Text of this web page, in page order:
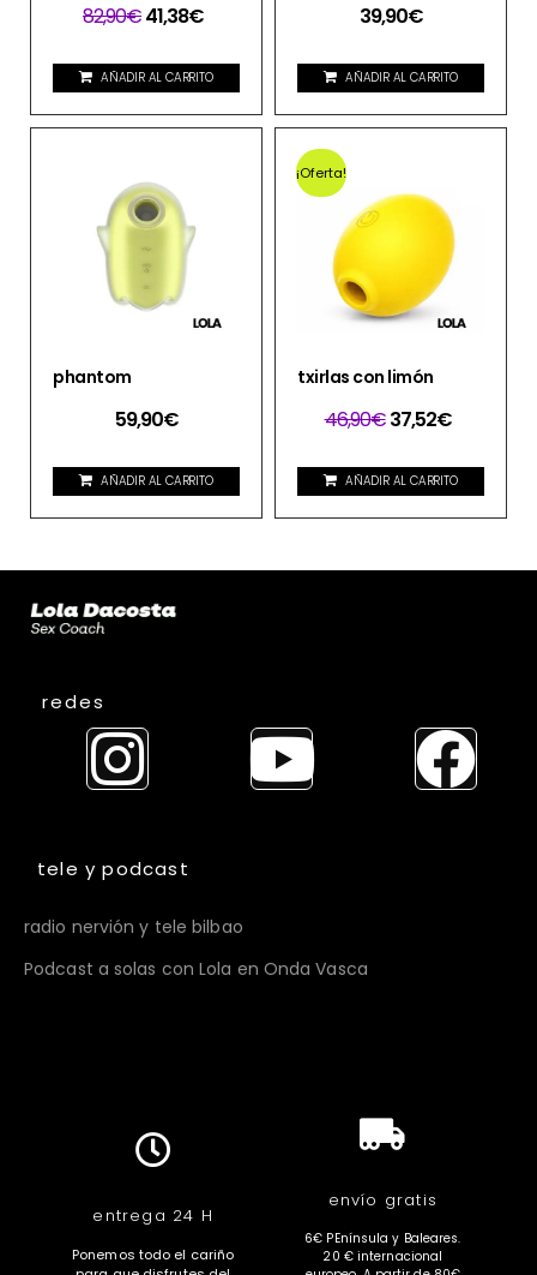
82,90€41,38€
AÑADIR AL CARRITO
39,90€
AÑADIR AL CARRITO
phantom
59,90€
AÑADIR AL CARRITO
¡Oferta!
txirlas con limón
46,90€37,52€
AÑADIR AL CARRITO
redes
tele y podcast
radio nervión y tele bilbao
Podcast a solas con Lola en Onda Vasca
entrega 24 H
Ponemos todo el cariño
envío gratis
6€ PEnínsula y Baleares.
20 € internacional